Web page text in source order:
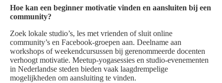
Hoe kan een beginner motivatie vinden en aansluiten bij een
community?
Zoek lokale studio’s, les met vrienden of sluit online
community’s en Facebook-groepen aan. Deelname aan
workshops of weekendcursussen bij gerenommeerde docenten
verhoogt motivatie. Meetup-yogasessies en studio-evenementen
in Nederlandse steden bieden vaak laagdrempelige
mogelijkheden om aansluiting te vinden.